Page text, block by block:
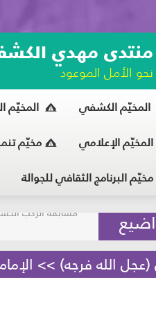
منتدى مهدي
نحو الأمل الموعود
المخيّم الكشفي المخيّم
المخيّم الإعلامي مخيّم
مخيّم البرنامج الثقافي للجوالة
مسابقة الركب
(عجل الله فرجه) >>